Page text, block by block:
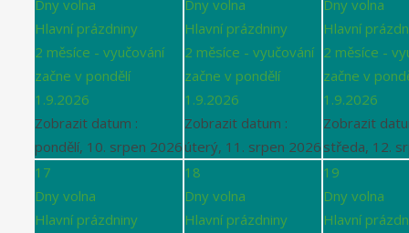
Dny volna
Hlavní prázdniny
2 měsíce - vyučování
začne v pondělí
1.9.2026
Zobrazit datum :
pondělí, 10. srpen 2026
Dny volna
Hlavní prázdniny
2 měsíce - vyučování
začne v pondělí
1.9.2026
Zobrazit datum :
úterý, 11. srpen 2026
Dny volna
Hlavní
2 měsíce -
začne v
1.9.2026
Zobrazit
středa, 12.
17
Dny volna
Hlavní prázdniny
18
Dny volna
Hlavní prázdniny
19
Dny volna
Hlavní